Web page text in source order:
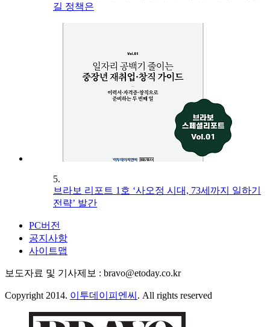
길 정책은
5.
브라보 리포트 1호 ‘사오정 시대, 73세까지 일하기
전략’ 발간
PC버전
공지사항
사이트맵
보도자료 및 기사제보 : bravo@etoday.co.kr
Copyright 2014. 이투데이피엔씨 . All rights reserved